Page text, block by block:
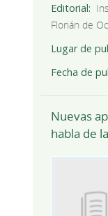
Editorial
Florián de
Lugar de
Fecha de
Nuevas
habla de